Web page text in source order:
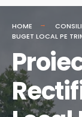
HOME
BUGET LOCAL PE